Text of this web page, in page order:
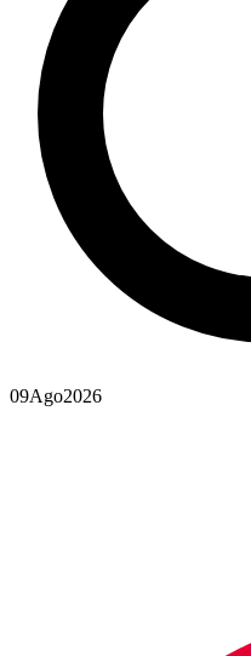
09Ago2026